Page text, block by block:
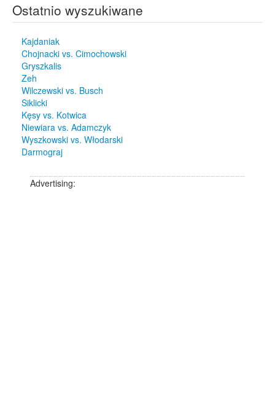
Ostatnio wyszukiwane
Kajdaniak
Chojnacki vs. Cimochowski
Gryszkalis
Zeh
Wilczewski vs. Busch
Siklicki
Kęsy vs. Kotwica
Niewiara vs. Adamczyk
Wyszkowski vs. Włodarski
Darmograj
Advertising: